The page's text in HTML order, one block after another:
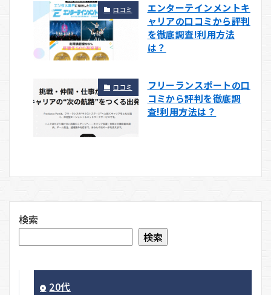
口コミ
エンターテインメントキ
ャリアの口コミから評判
を徹底調査!利用方法
は？
口コミ
フリーランスポートの口
コミから評判を徹底調
査!利用方法は？
検索
検索
20代